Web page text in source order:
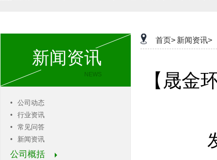
新闻资讯
NEWS
•
公司动态
•
行业资讯
•
常见问答
•
新闻资讯
公司概括
首页> 新闻资讯>
【晟金